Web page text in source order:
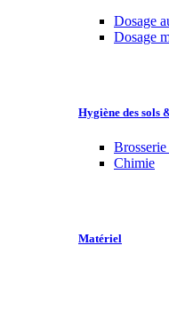
Dosage
Dosage
Hygiène des sols
Brosserie
Chimie
Matériel